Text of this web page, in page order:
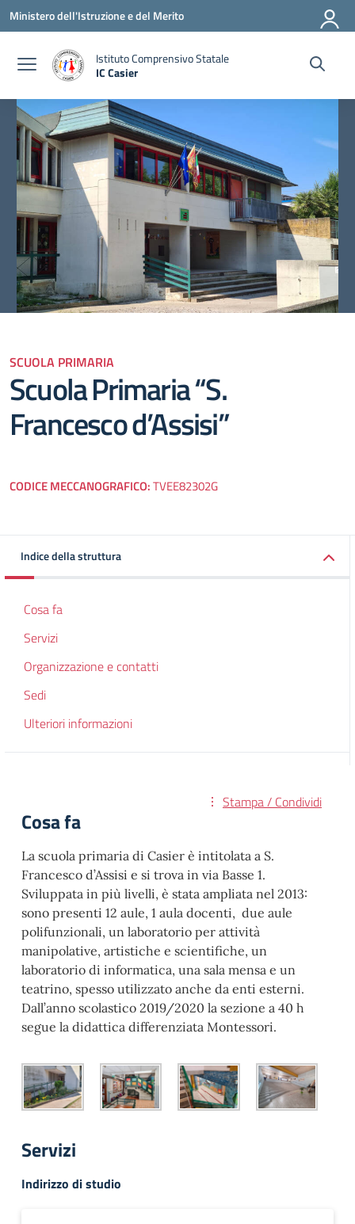
Vai ai contenuti
Vai al menu di navigazione
Vai al footer
Ministero dell'Istruzione e del Merito
Istituto Comprensivo Statale
IC Casier
SCUOLA PRIMARIA
Scuola Primaria “S.
Francesco d’Assisi”
CODICE MECCANOGRAFICO:TVEE82302G
Indice della struttura
Cosa fa
Servizi
Organizzazione e contatti
Sedi
Ulteriori informazioni
Stampa / Condividi
Cosa fa
La scuola primaria di Casier è intitolata a S.
Francesco d’Assisi e si trova in via Basse 1.
Sviluppata in più livelli, è stata ampliata nel 2013:
sono presenti 12 aule, 1 aula docenti, due aule
polifunzionali, un laboratorio per attività
manipolative, artistiche e scientifiche, un
laboratorio di informatica, una sala mensa e un
teatrino, spesso utilizzato anche da enti esterni.
Dall’anno scolastico 2019/2020 la sezione a 40 h
segue la didattica differenziata Montessori.
Servizi
Indirizzo di studio